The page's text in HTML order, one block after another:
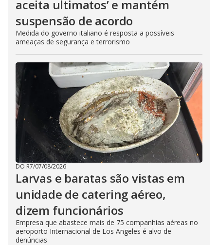
aceita ultimatos’ e mantém
suspensão de acordo
Medida do governo italiano é resposta a possíveis
ameaças de segurança e terrorismo
DO R7/07/08/2026
Larvas e baratas são vistas em
unidade de catering aéreo,
dizem funcionários
Empresa que abastece mais de 75 companhias aéreas no
aeroporto Internacional de Los Angeles é alvo de
denúncias